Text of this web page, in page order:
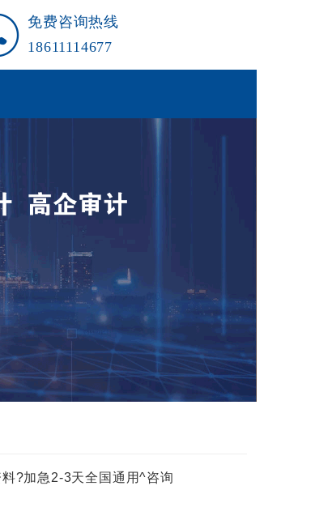
免费咨询热线
18611114677
?加急2-3天全国通用^咨询